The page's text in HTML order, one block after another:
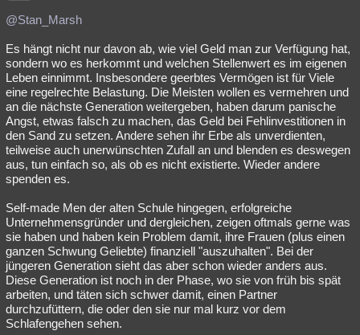
@Stan_Marsh
Es hängt nicht nur davon ab, wie viel Geld man zur Verfügung hat,
sondern wo es herkommt und welchen Stellenwert es im eigenen
Leben einnimmt. Insbesondere geerbtes Vermögen ist für Viele
eine regelrechte Belastung. Die Meisten wollen es vermehren und
an die nächste Generation weitergeben, haben darum panische
Angst, etwas falsch zu machen, das Geld bei Fehlinvestitionen in
den Sand zu setzen. Andere sehen ihr Erbe als unverdienten,
teilweise auch unerwünschten Zufall an und blenden es deswegen
aus, tun einfach so, als ob es nicht existierte. Wieder andere
spenden es.
Self-made Men der alten Schule hingegen, erfolgreiche
Unternehmensgründer und dergleichen, zeigen oftmals gerne was
sie haben und haben kein Problem damit, ihre Frauen (plus einen
ganzen Schwung Geliebte) finanziell "auszuhalten". Bei der
jüngeren Generation sieht das aber schon wieder anders aus.
Diese Generation ist noch in der Phase, wo sie von früh bis spät
arbeiten, und täten sich schwer damit, einen Partner
durchzufüttern, die oder den sie nur mal kurz vor dem
Schlafengehen sehen.